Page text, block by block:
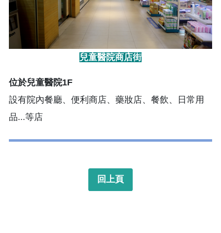
兒童醫院商店街
位於兒童醫院1F
設有院內餐廳、便利商店、藥妝店、餐飲、日常用
品...等店
回上頁